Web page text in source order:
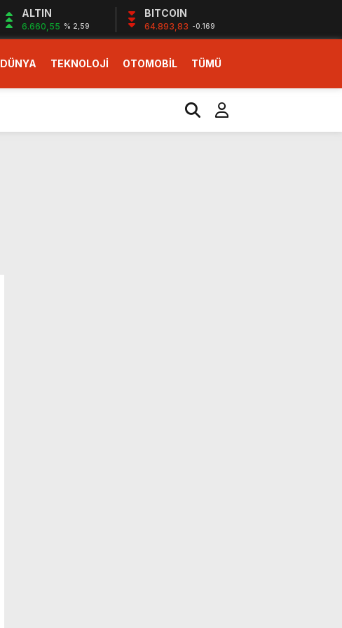
ALTIN
6.660,55 % 2,59
BITCOIN
64.893,83 -0.169
DÜNYA TEKNOLOJİ OTOMOBİL TÜMÜ